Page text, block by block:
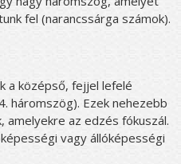
fel (narancssárga számok).
a középső, fejjel lefelé
háromszög). Ezek nehezebb
amelyekre az edzés fókuszál.
vagy állóképességi